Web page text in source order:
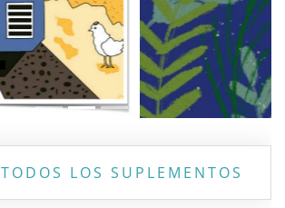
TODOS LOS SUPLEMENTOS